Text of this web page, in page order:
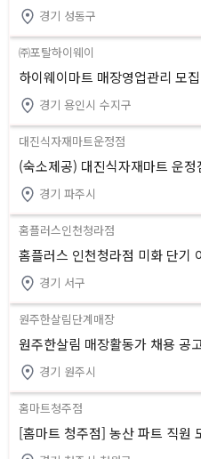
경기 성동구
㈜포탈하이웨이
하이웨이마트 매장영업관리 모집
경기 용인시 수지구
대진식자재마트운정점
(숙소제공) 대진식자재마트 운
월 7회 휴무)
경기 파주시
홈플러스인천청라점
홈플러스 인천청라점 미화 단기
경기 서구
원주한살림단계매장
원주한살림 매장활동가 채용 공
경기 원주시
홈마트청주점
[홈마트 청주점] 농산 파트 직원